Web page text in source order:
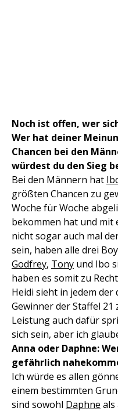
Noch ist offen, wer
Wer hat deiner
Chancen bei den
würdest du den Sieg
Bei den Männern hat
größten Chancen zu
Woche für Woche
bekommen hat und mit
nicht sogar auch mal
sein, haben alle drei
Godfrey, Tony und Ibo
haben es somit zu
Heidi sieht in jedem der
Gewinner der Staffel 21
Leistung auch dafür
sich sein, aber ich
Anna oder Daphne:
gefährlich
Ich würde es allen
einem bestimmten
sind sowohl Daphne als